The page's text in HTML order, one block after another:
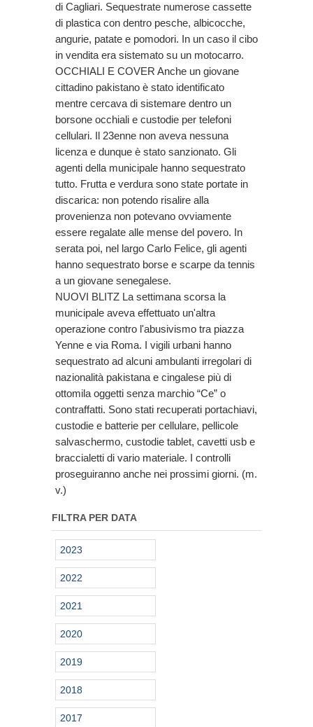
di Cagliari. Sequestrate numerose cassette
di plastica con dentro pesche, albicocche,
angurie, patate e pomodori. In un caso il cibo
in vendita era sistemato su un motocarro.
OCCHIALI E COVER Anche un giovane
cittadino pakistano è stato identificato
mentre cercava di sistemare dentro un
borsone occhiali e custodie per telefoni
cellulari. Il 23enne non aveva nessuna
licenza e dunque è stato sanzionato. Gli
agenti della municipale hanno sequestrato
tutto. Frutta e verdura sono state portate in
discarica: non potendo risalire alla
provenienza non potevano ovviamente
essere regalate alle mense del povero. In
serata poi, nel largo Carlo Felice, gli agenti
hanno sequestrato borse e scarpe da tennis
a un giovane senegalese.
NUOVI BLITZ La settimana scorsa la
municipale aveva effettuato un'altra
operazione contro l'abusivismo tra piazza
Yenne e via Roma. I vigili urbani hanno
sequestrato ad alcuni ambulanti irregolari di
nazionalità pakistana e cingalese più di
ottomila oggetti senza marchio “Ce” o
contraffatti. Sono stati recuperati portachiavi,
custodie e batterie per cellulare, pellicole
salvaschermo, custodie tablet, cavetti usb e
braccialetti di vario materiale. I controlli
proseguiranno anche nei prossimi giorni. (m.
v.)
FILTRA PER DATA
2023
2022
2021
2020
2019
2018
2017